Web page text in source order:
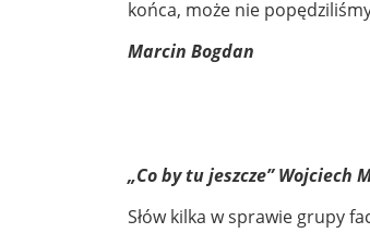
końca, może nie
Marcin Bogdan
„Co by tu jeszcze” Wojciech
Słów kilka w sprawie grupy